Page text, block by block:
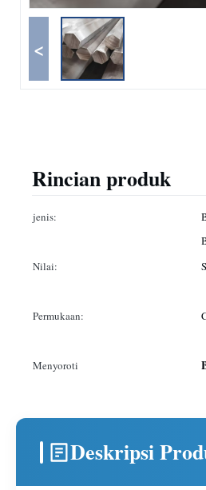
<
Rincian produk
jenis:
Nilai:
Permukaan:
Menyoroti
Deskripsi